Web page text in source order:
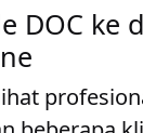
DOC ke